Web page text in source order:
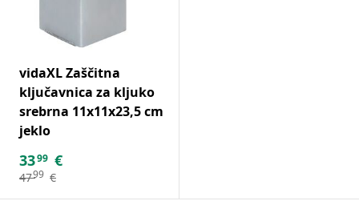
vidaXL Zaščitna
ključavnica za kljuko
srebrna 11x11x23,5 cm
jeklo
3399 €
4799 €